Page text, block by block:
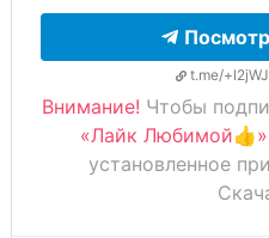
t.me/
Внимание! Чтобы
«Лайк Любимой👍»
установленное